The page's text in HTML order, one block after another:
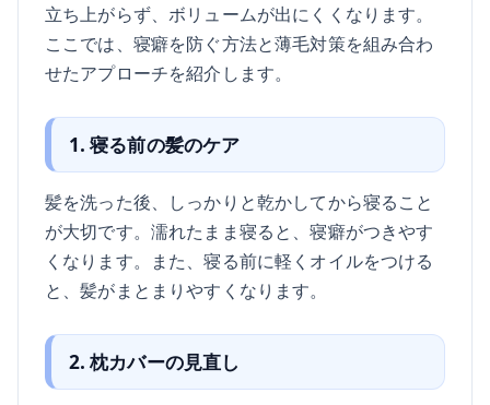
立ち上がらず、ボリュームが出にくくなります。
ここでは、寝癖を防ぐ方法と薄毛対策を組み合わ
せたアプローチを紹介します。
1. 寝る前の髪のケア
髪を洗った後、しっかりと乾かしてから寝ること
が大切です。濡れたまま寝ると、寝癖がつきやす
くなります。また、寝る前に軽くオイルをつける
と、髪がまとまりやすくなります。
2. 枕カバーの見直し